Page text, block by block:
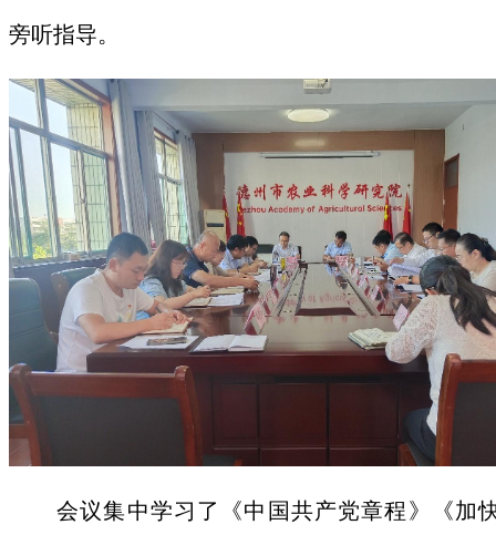
旁听指导。
会议集中学习了《中国共产党章程》《加